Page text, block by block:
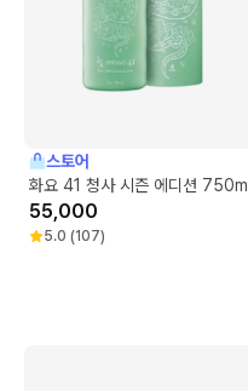
스토어
화요 41 청사 시즌 에디션 750ml
55,000
5.0 (107)